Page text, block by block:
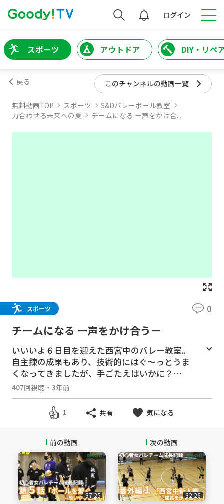
検索 ログイン
スポーツ アウトドア DIY・リペ
戻る このチャンネルの動画一覧
無料動画TOP スポーツ
S&Dバレーボール教室
力合わせる未来への夏
チームになる ー声をかけ合...
スポーツ 0
チームになる ー声をかけ合うー
いいいよ６日目を迎えた西宮中のバレー教室。
自主錬の成果もあり、技術的にはぐ～っとうま
くなってきましたが、手ごたえはいかに？
チームとしてのコンビネーション練習が増える
中、選手たちはついていけるのか？
実践に向けて、成長していく選手たち、見どこ
ろ満載の第６話です。
407回視聴 ・ 3年前
1 共有 気になる
前の動画
37:25
次の動画
32:26